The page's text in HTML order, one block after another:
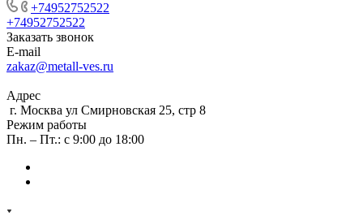
+74952752522
+74952752522
Заказать звонок
E-mail
zakaz@metall-ves.ru
Адрес
г. Москва ул Смирновская 25, стр 8
Режим работы
Пн. – Пт.: с 9:00 до 18:00